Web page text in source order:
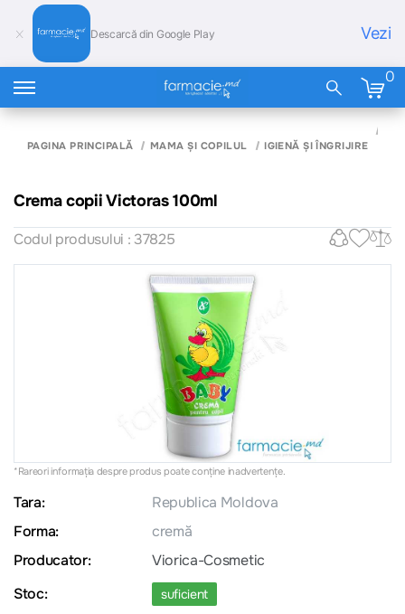
Descarcă din Google Play Vezi
0
PAGINA PRINCIPALĂ MAMA ȘI COPILUL IGIENĂ ȘI ÎNGRIJIRE
Crema copii Victoras 100ml
Codul produsului : 37825
*Rareori informația despre produs poate conţine inadvertenţe.
Tara:
Republica Moldova
Forma:
cremă
Producator:
Viorica-Cosmetic
Stoc:
suficient